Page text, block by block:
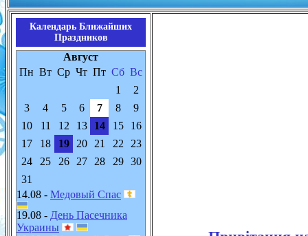
Календарь Ближайших
Праздников
Август
Пн Вт Ср Чт Пт Сб Вс
1
2
3
4 5 6 7 8
9
10
11 12 13 14 15
16
17
18 19 20 21 22
23
24
25 26 27 28 29
30
31
14.08 - Медовый Спас
19.08 - День Пасечника
Украины